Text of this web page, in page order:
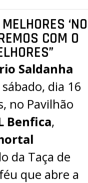
‘NO
COM O
Saldanha
dia 16
no Pavilhão
Benfica,
da Taça de
que abre a